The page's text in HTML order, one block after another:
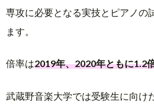
専攻に必要となる実技とピアノの
ます。
倍率は2019年、2020年ともに1.2
武蔵野音楽大学では受験生に向け